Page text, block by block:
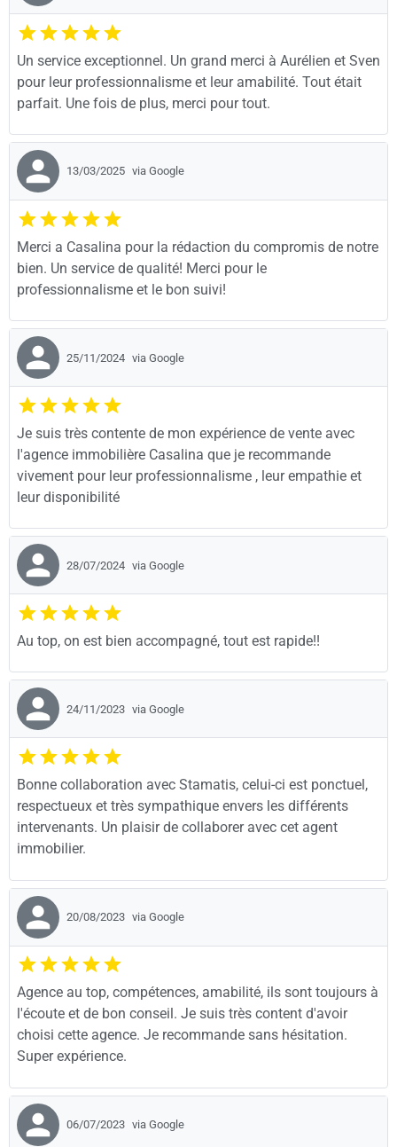
Un service exceptionnel. Un grand merci à Aurélien et Sven
pour leur professionnalisme et leur amabilité. Tout était
parfait. Une fois de plus, merci pour tout.
13/03/2025 via Google
Merci a Casalina pour la rédaction du compromis de notre
bien. Un service de qualité! Merci pour le
professionnalisme et le bon suivi!
25/11/2024 via Google
Je suis très contente de mon expérience de vente avec
l'agence immobilière Casalina que je recommande
vivement pour leur professionnalisme , leur empathie et
leur disponibilité
28/07/2024 via Google
Au top, on est bien accompagné, tout est rapide!!
24/11/2023 via Google
Bonne collaboration avec Stamatis, celui-ci est ponctuel,
respectueux et très sympathique envers les différents
intervenants. Un plaisir de collaborer avec cet agent
immobilier.
20/08/2023 via Google
Agence au top, compétences, amabilité, ils sont toujours à
l'écoute et de bon conseil. Je suis très content d'avoir
choisi cette agence. Je recommande sans hésitation.
Super expérience.
06/07/2023 via Google